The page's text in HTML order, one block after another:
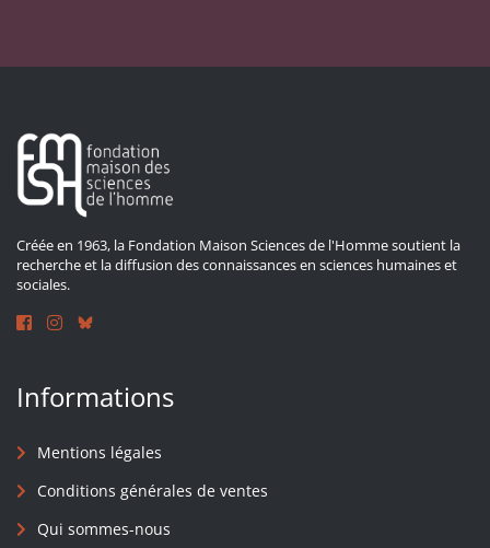
Créée en 1963, la Fondation Maison Sciences de l'Homme soutient la
recherche et la diffusion des connaissances en sciences humaines et
sociales.
Informations
Mentions légales
Conditions générales de ventes
Qui sommes-nous